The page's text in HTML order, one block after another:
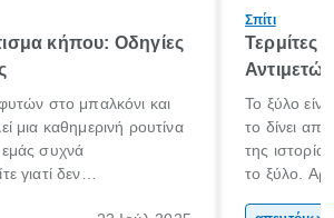
κήπου: Οδηγίες
στο μπαλκόνι και
μια καθημερινή ρουτίνα
συχνά
γιατί δεν
Σπίτι
Τερμίτες
Το ξύλο
το δίνει
της
το ξύλο.